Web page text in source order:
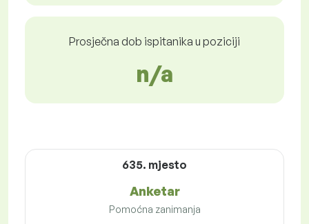
Prosječna dob ispitanika u poziciji
n/a
635. mjesto
Anketar
Pomoćna zanimanja